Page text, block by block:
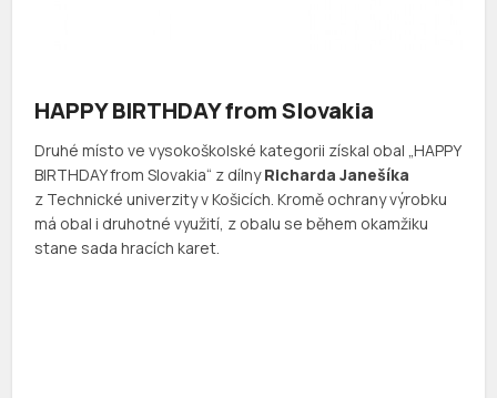
HAPPY BIRTHDAY from Slovakia
Druhé místo ve vysokoškolské kategorii získal obal „HAPPY
BIRTHDAY from Slovakia“ z dílnyRicharda Janešíka
z Technické univerzity v Košicích. Kromě ochrany výrobku
má obal i druhotné využití, z obalu se během okamžiku
stane sada hracích karet.